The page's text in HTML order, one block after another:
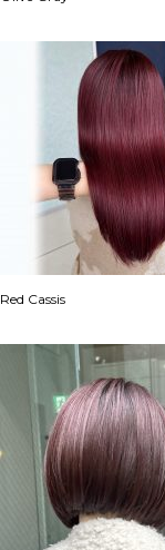
Red Cassis